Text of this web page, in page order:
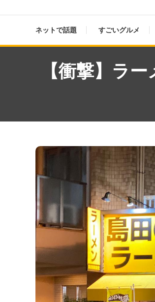
ネットで話題 すごいグルメ
【衝撃】ラ